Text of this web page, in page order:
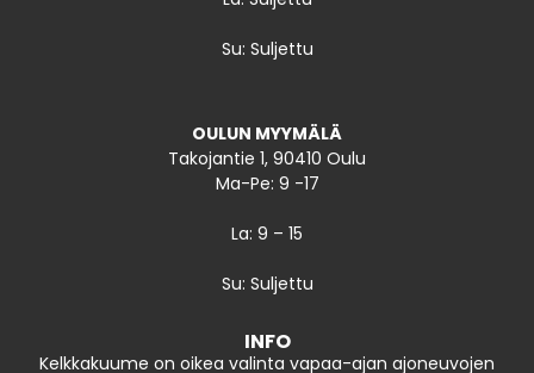
Su: Suljettu
OULUN MYYMÄLÄ
Takojantie 1, 90410 Oulu
Ma-Pe: 9 -17
La: 9 – 15
Su: Suljettu
INFO
Kelkkakuume on oikea valinta vapaa-ajan ajoneuvojen